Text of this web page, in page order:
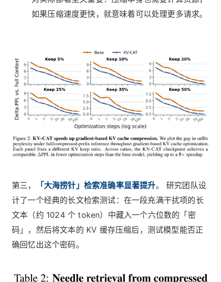
如果压缩速度更快，就意味着可以处理更多请求。
第三， 「大海捞针」检索准确率显著提升。 研究团队设
计了一个经典的长文检索测试：在一段充满干扰项的长
文本（约 1024 个 token）中藏入一个六位数的「密
码」，然后将文本的 KV 缓存压缩后，测试模型能否正
确回忆出这个密码。